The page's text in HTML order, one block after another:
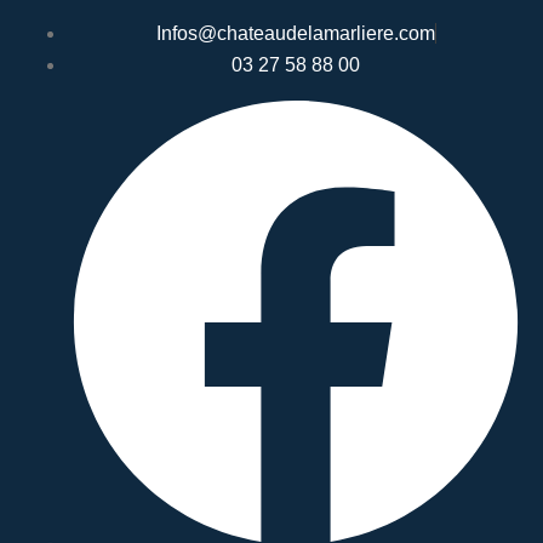
Infos@chateaudelamarliere.com
03 27 58 88 00